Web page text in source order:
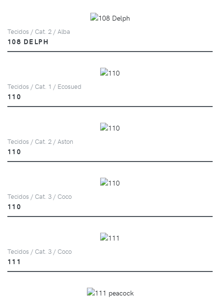
Tecidos / Cat. 2 / Alba
108 DELPH
Tecidos / Cat. 1 / Ecosued
110
Tecidos / Cat. 2 / Aston
110
Tecidos / Cat. 3 / Coco
110
Tecidos / Cat. 3 / Coco
111